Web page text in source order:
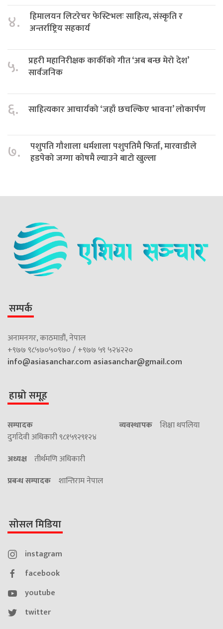
४.
हिमालयन लिटरेचर फेस्टिभलः साहित्य, संस्कृति र
अन्तर्राष्ट्रिय सहकार्य
५.
प्रहरी महानिरीक्षक कार्कीको गीत ‘अब बन्छ मेरो देश’
सार्वजनिक
६. साहित्यकार आचार्यको ‘जहाँ छचल्किए भावना’ लोकार्पण
७.
पशुपति गौशाला धर्मशाला पशुपतिमै फिर्ता, मारवाडीले
हडपेको जग्गा कोषमै ल्याउने बाटो खुल्ला
सम्पर्क
अनामनगर, काठमाडौं, नेपाल
+९७७ ९८५७०५०९७० / +९७७ ५९ ५२४२२०
info@asiasanchar.com asiasanchar@gmail.com
हाम्रो समूह
सम्पादक
दुर्गादेवी अधिकारी ९८१५९२९१२४
व्यवस्थापक शिक्षा थपलिया
अध्यक्ष तीर्थमणि अधिकारी
प्रबन्ध सम्पादक शान्तिराम नेपाल
सोसल मिडिया
instagram
facebook
youtube
twitter